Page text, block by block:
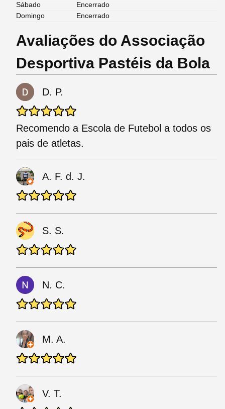
Sábado
Encerrado
Domingo
Encerrado
Avaliações do Associação
Desportiva Pastéis da Bola
D. P.
Recomendo a Escola de Futebol a todos os
pais de atletas.
A. F. d. J.
S. S.
N. C.
M. A.
V. T.